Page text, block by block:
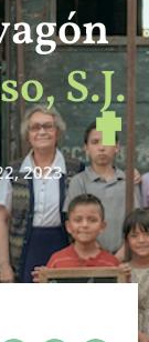
S.J.
✟
2023